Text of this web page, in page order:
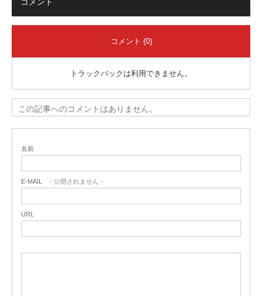
コメント (0)
トラックバックは利用できません。
この記事へのコメントはありません。
名前
E-MAIL - 公開されません -
URL